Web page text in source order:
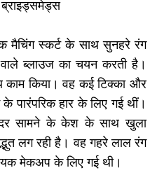
मैचिंग स्कर्ट के साथ सुनहरे रंग
ब्लाउज का चयन करती है।
किया। वह कई टिक्का और
हार के लिए गई थीं।
सामने के केश के साथ खुला
लग रही है। वह गहरे लाल रंग
मेकअप के लिए गई थी।